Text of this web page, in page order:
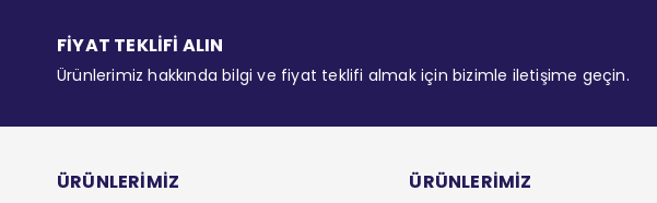
FİYAT TEKLİFİ ALIN
Ürünlerimiz hakkında bilgi ve fiyat teklifi almak için bizimle iletişime geçin.
ÜRÜNLERİMİZ
ÜRÜNLERİMİZ